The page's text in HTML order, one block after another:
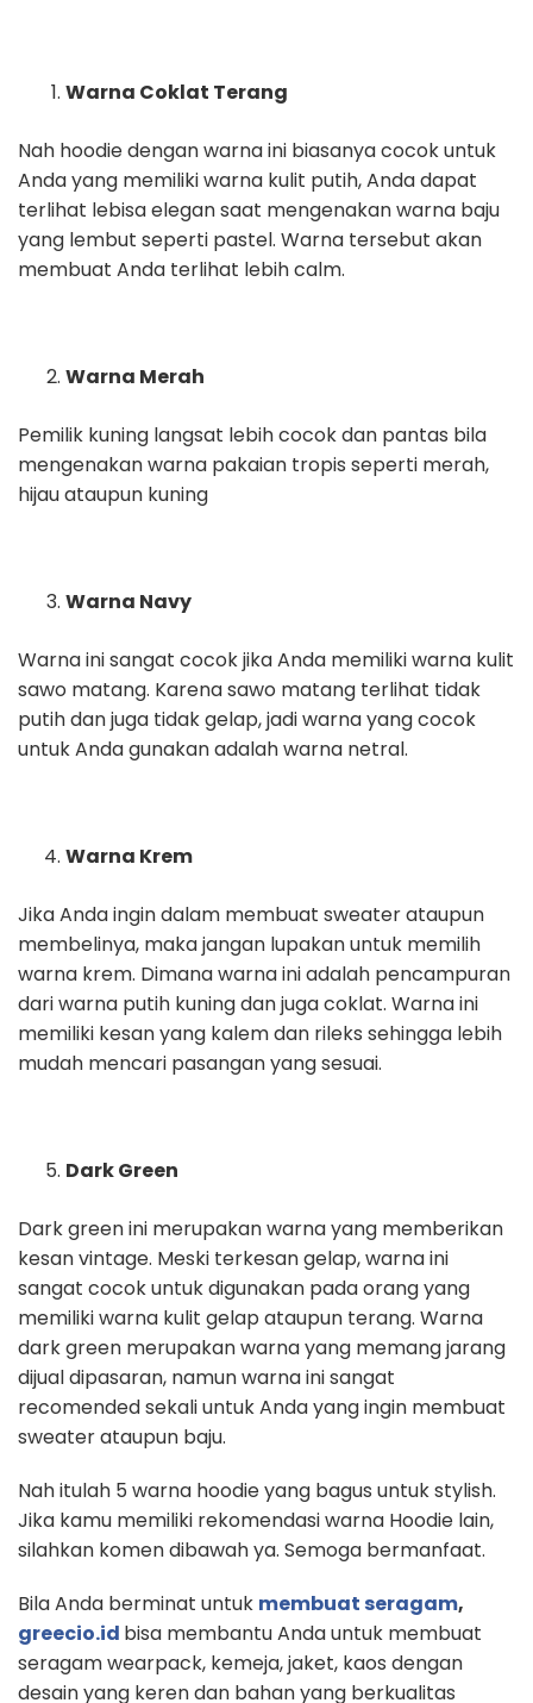
Warna Coklat Terang
Nah hoodie dengan warna ini biasanya cocok untuk
Anda yang memiliki warna kulit putih, Anda dapat
terlihat lebisa elegan saat mengenakan warna baju
yang lembut seperti pastel. Warna tersebut akan
membuat Anda terlihat lebih calm.
Warna Merah
Pemilik kuning langsat lebih cocok dan pantas bila
mengenakan warna pakaian tropis seperti merah,
hijau ataupun kuning
Warna Navy
Warna ini sangat cocok jika Anda memiliki warna kulit
sawo matang. Karena sawo matang terlihat tidak
putih dan juga tidak gelap, jadi warna yang cocok
untuk Anda gunakan adalah warna netral.
Warna Krem
Jika Anda ingin dalam membuat sweater ataupun
membelinya, maka jangan lupakan untuk memilih
warna krem. Dimana warna ini adalah pencampuran
dari warna putih kuning dan juga coklat. Warna ini
memiliki kesan yang kalem dan rileks sehingga lebih
mudah mencari pasangan yang sesuai.
Dark Green
Dark green ini merupakan warna yang memberikan
kesan vintage. Meski terkesan gelap, warna ini
sangat cocok untuk digunakan pada orang yang
memiliki warna kulit gelap ataupun terang. Warna
dark green merupakan warna yang memang jarang
dijual dipasaran, namun warna ini sangat
recomended sekali untuk Anda yang ingin membuat
sweater ataupun baju.
Nah itulah 5 warna hoodie yang bagus untuk stylish.
Jika kamu memiliki rekomendasi warna Hoodie lain,
silahkan komen dibawah ya. Semoga bermanfaat.
Bila Anda berminat untuk membuat seragam,
greecio.id bisa membantu Anda untuk membuat
seragam wearpack, kemeja, jaket, kaos dengan
desain yang keren dan bahan yang berkualitas